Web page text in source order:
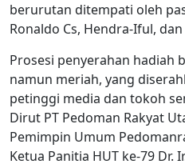
berurutan ditempati oleh
Ronaldo Cs, Hendra-Iful,
Prosesi penyerahan hadiah
namun meriah, yang
petinggi media dan tokoh
Dirut PT Pedoman Rakyat
Pemimpin Umum
Ketua Panitia HUT ke-79 Dr.